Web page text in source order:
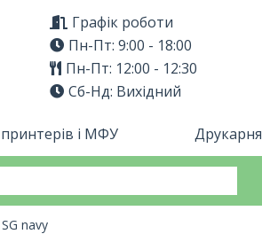
Графік роботи
Пн-Пт: 9:00 - 18:00
Пн-Пт: 12:00 - 12:30
Сб-Нд: Вихідний
і МФУ Друкарня
navy